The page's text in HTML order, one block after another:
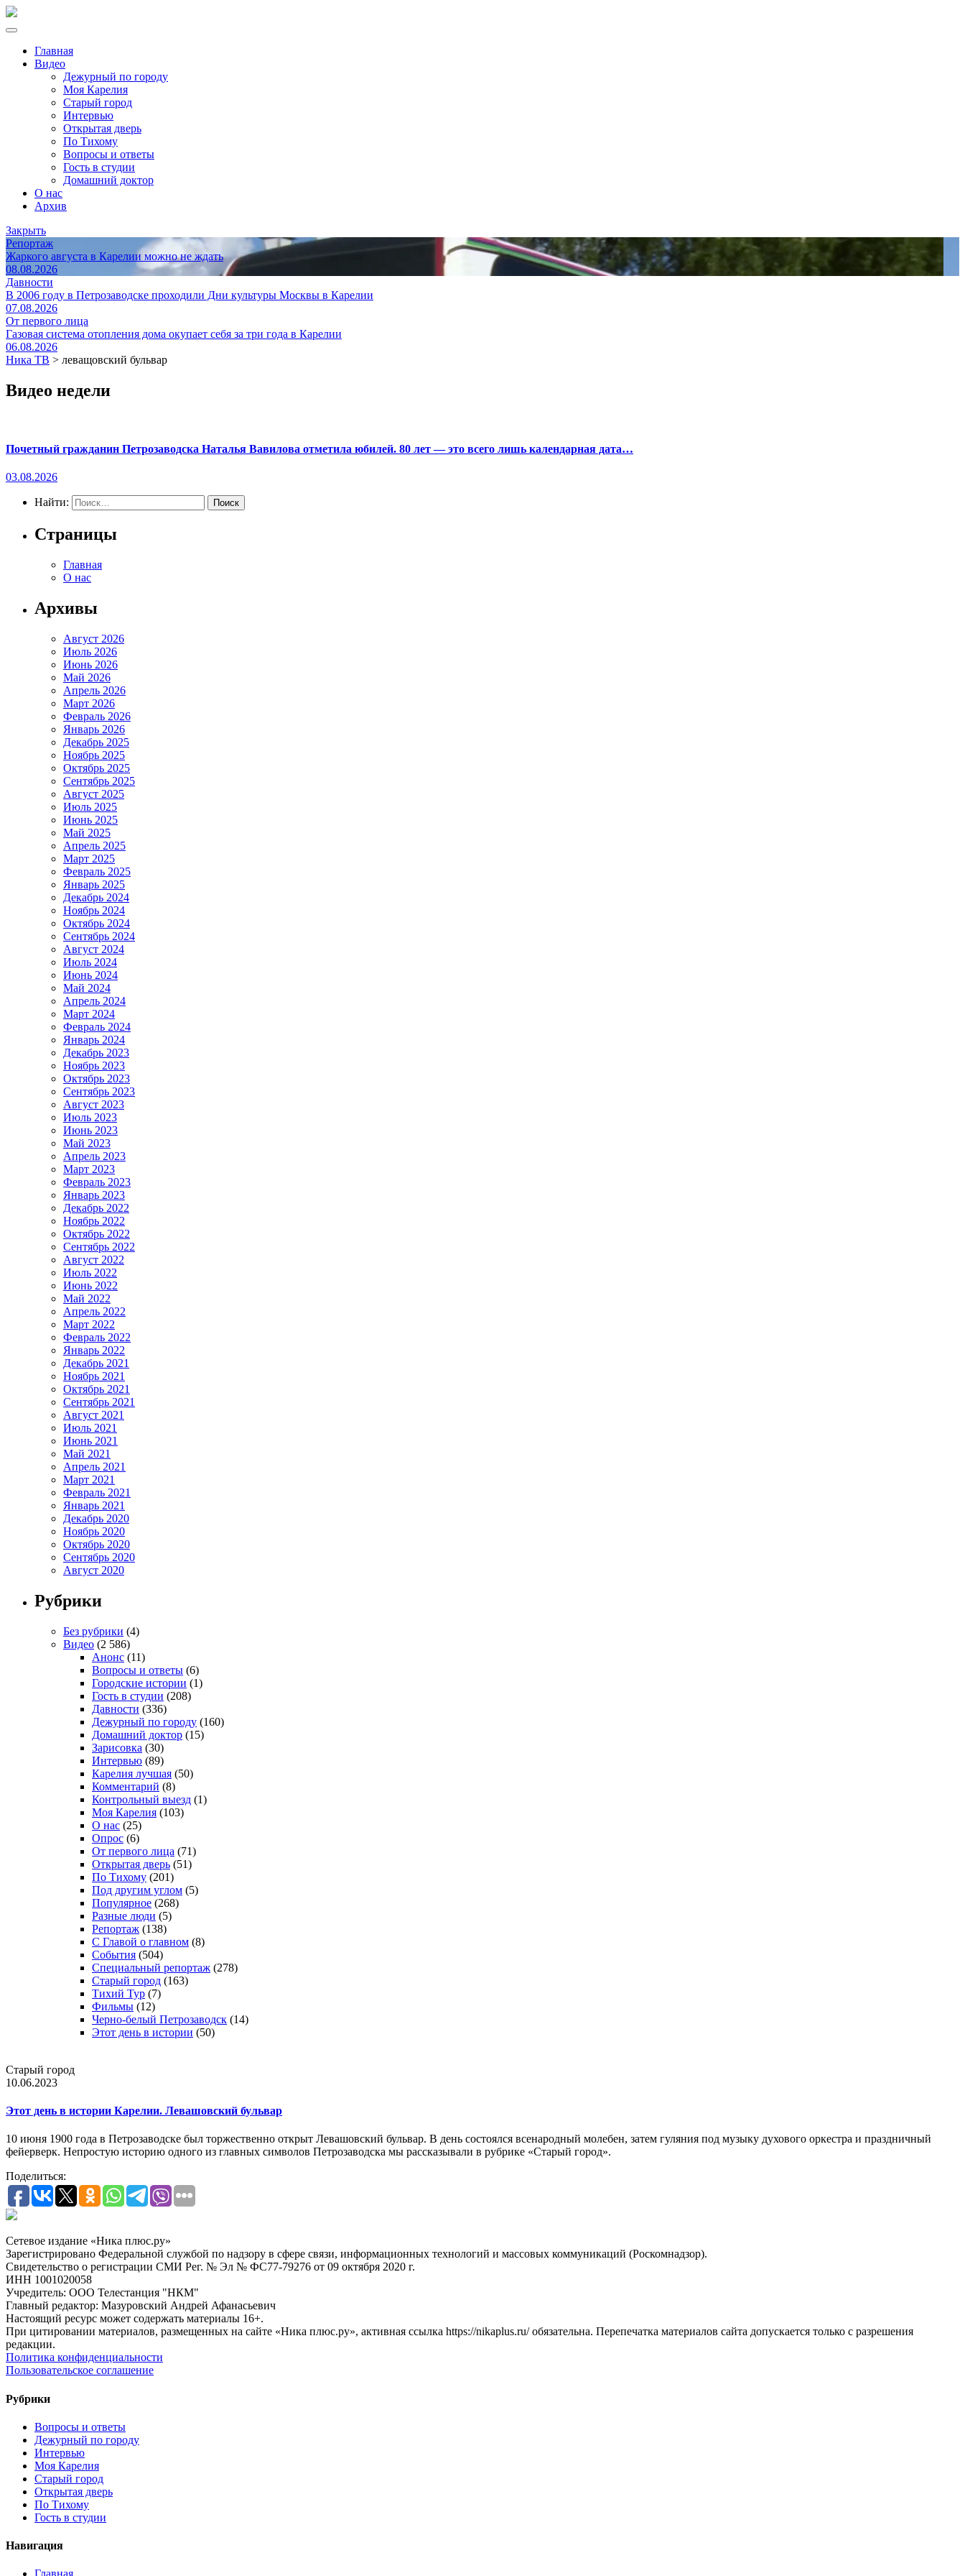
Главная
Видео
Дежурный по городу
Моя Карелия
Старый город
Интервью
Открытая дверь
По Тихому
Вопросы и ответы
Гость в студии
Домашний доктор
О нас
Архив
Закрыть
Репортаж
Жаркого августа в Карелии можно не ждать
08.08.2026
Давности
В 2006 году в Петрозаводске проходили Дни культуры Москвы в Карелии
07.08.2026
От первого лица
Газовая система отопления дома окупает себя за три года в Карелии
06.08.2026
Ника ТВ > леващовский бульвар
Видео недели
Почетный гражданин Петрозаводска Наталья Вавилова отметила юбилей. 80 лет — это всего лишь календарная дата…
03.08.2026
Найти:
Страницы
Главная
О нас
Архивы
Август 2026
Июль 2026
Июнь 2026
Май 2026
Апрель 2026
Март 2026
Февраль 2026
Январь 2026
Декабрь 2025
Ноябрь 2025
Октябрь 2025
Сентябрь 2025
Август 2025
Июль 2025
Июнь 2025
Май 2025
Апрель 2025
Март 2025
Февраль 2025
Январь 2025
Декабрь 2024
Ноябрь 2024
Октябрь 2024
Сентябрь 2024
Август 2024
Июль 2024
Июнь 2024
Май 2024
Апрель 2024
Март 2024
Февраль 2024
Январь 2024
Декабрь 2023
Ноябрь 2023
Октябрь 2023
Сентябрь 2023
Август 2023
Июль 2023
Июнь 2023
Май 2023
Апрель 2023
Март 2023
Февраль 2023
Январь 2023
Декабрь 2022
Ноябрь 2022
Октябрь 2022
Сентябрь 2022
Август 2022
Июль 2022
Июнь 2022
Май 2022
Апрель 2022
Март 2022
Февраль 2022
Январь 2022
Декабрь 2021
Ноябрь 2021
Октябрь 2021
Сентябрь 2021
Август 2021
Июль 2021
Июнь 2021
Май 2021
Апрель 2021
Март 2021
Февраль 2021
Январь 2021
Декабрь 2020
Ноябрь 2020
Октябрь 2020
Сентябрь 2020
Август 2020
Рубрики
Без рубрики (4)
Видео (2 586)
Анонс (11)
Вопросы и ответы (6)
Городские истории (1)
Гость в студии (208)
Давности (336)
Дежурный по городу (160)
Домашний доктор (15)
Зарисовка (30)
Интервью (89)
Карелия лучшая (50)
Комментарий (8)
Контрольный выезд (1)
Моя Карелия (103)
О нас (25)
Опрос (6)
От первого лица (71)
Открытая дверь (51)
По Тихому (201)
Под другим углом (5)
Популярное (268)
Разные люди (5)
Репортаж (138)
С Главой о главном (8)
События (504)
Специальный репортаж (278)
Старый город (163)
Тихий Тур (7)
Фильмы (12)
Черно-белый Петрозаводск (14)
Этот день в истории (50)
Старый город
10.06.2023
Этот день в истории Карелии. Левашовский бульвар
10 июня 1900 года в Петрозаводске был торжественно открыт Левашовский бульвар. В день состоялся всенародный молебен, затем гуляния под музыку духового оркестра и праздничный
фейерверк. Непростую историю одного из главных символов Петрозаводска мы рассказывали в рубрике «Старый город».
Поделиться:
Сетевое издание «Ника плюс.ру»
Зарегистрировано Федеральной службой по надзору в сфере связи, информационных технологий и массовых коммуникаций (Роскомнадзор).
Свидетельство о регистрации СМИ Рег. № Эл № ФС77-79276 от 09 октября 2020 г.
ИНН 1001020058
Учредитель: ООО Телестанция "НКМ"
Главный редактор: Мазуровский Андрей Афанасьевич
Настоящий ресурс может содержать материалы 16+.
При цитировании материалов, размещенных на сайте «Ника плюс.ру», активная ссылка https://nikaplus.ru/ обязательна. Перепечатка материалов сайта допускается только с разрешения
редакции.
Политика конфиденциальности
Пользовательское соглашение
Рубрики
Вопросы и ответы
Дежурный по городу
Интервью
Моя Карелия
Старый город
Открытая дверь
По Тихому
Гость в студии
Навигация